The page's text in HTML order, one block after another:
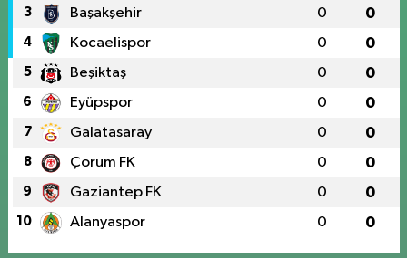
3 Başakşehir 0 0
4 Kocaelispor 0 0
5 Beşiktaş 0 0
6 Eyüpspor 0 0
7 Galatasaray 0 0
8 Çorum FK 0 0
9 Gaziantep FK 0 0
10 Alanyaspor 0 0